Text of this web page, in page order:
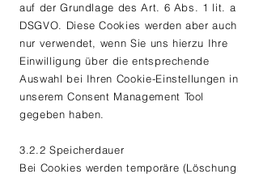
auf der Grundlage des Art. 6 Abs. 1 lit. a
DSGVO. Diese Cookies werden aber auch
nur verwendet, wenn Sie uns hierzu Ihre
Einwilligung über die entsprechende
Auswahl bei Ihren Cookie-Einstellungen in
unserem Consent Management Tool
gegeben haben.
3.2.2 Speicherdauer
Bei Cookies werden temporäre (Löschung